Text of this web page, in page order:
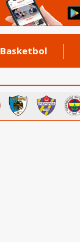
Basketbol